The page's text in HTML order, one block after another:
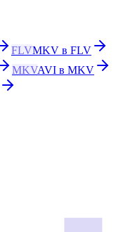
FLVMKV в FLV
MKVAVI в MKV